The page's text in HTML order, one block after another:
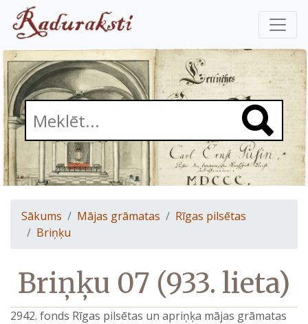
Sākums Mājas grāmatas
Rīgas pilsētas
Briņķu
Briņķu 07 (933. lieta)
2942. fonds Rīgas pilsētas un apriņķa mājas grāmatas